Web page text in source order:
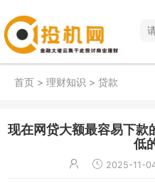
首页 > 理财知识 > 贷款
现在网贷大额最容易下
低
2025-11-